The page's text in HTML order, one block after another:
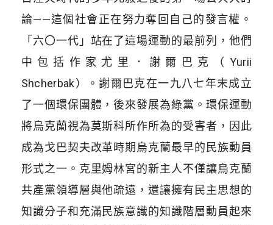
論——這個社會正在努力奪回自己的發言權。
「六〇一代」站在了這場運動的最前列，他們
中包括作家尤里．謝爾巴克（Yurii
Shcherbak）。謝爾巴克在一九八七年末成立
了一個環保團體，後來發展為綠黨。環保運動
將烏克蘭視為莫斯科所作所為的受害者，因此
成為戈巴契夫改革時期烏克蘭最早的民族動員
形式之一。克里姆林宮的新主人不僅讓烏克蘭
共產黨領導層與他疏遠，還讓擁有民主思想的
知識分子和充滿民族意識的知識階層動員起來